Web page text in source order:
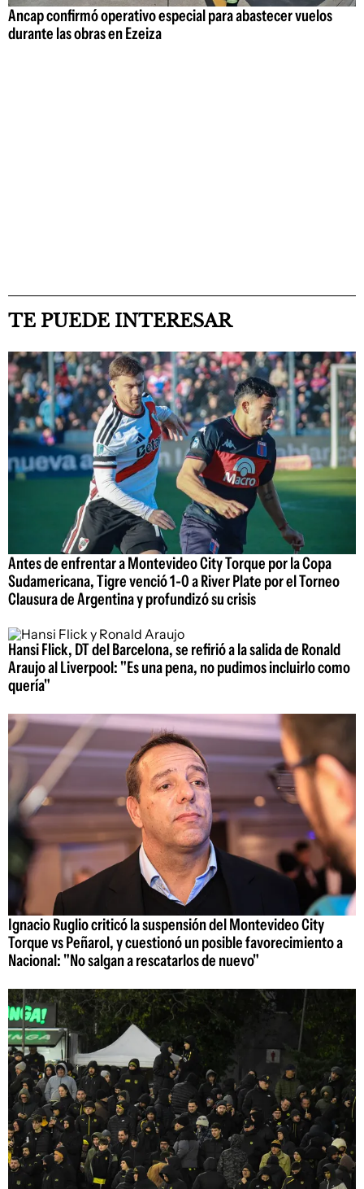
Ancap confirmó operativo especial para abastecer vuelos
durante las obras en Ezeiza
TE PUEDE INTERESAR
Antes de enfrentar a Montevideo City Torque por la Copa
Sudamericana, Tigre venció 1-0 a River Plate por el Torneo
Clausura de Argentina y profundizó su crisis
Hansi Flick, DT del Barcelona, se refirió a la salida de Ronald
Araujo al Liverpool: "Es una pena, no pudimos incluirlo como
quería"
Ignacio Ruglio criticó la suspensión del Montevideo City
Torque vs Peñarol, y cuestionó un posible favorecimiento a
Nacional: "No salgan a rescatarlos de nuevo"